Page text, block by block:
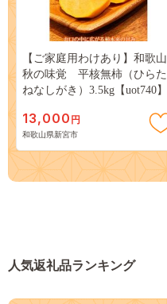
【ご家庭用わけあり】和歌山
秋の味覚 平核無柿（ひらた
ねなしがき）3.5kg【uot740】
13,000 円
和歌山県新宮市
人気返礼品ランキング